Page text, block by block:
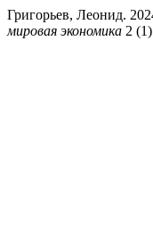
Григорьев, Леонид.
мировая экономика 2